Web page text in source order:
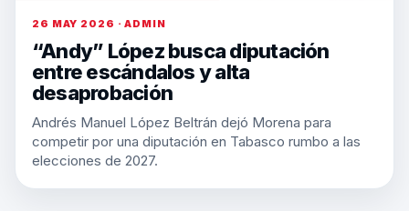
26 MAY 2026 · ADMIN
“Andy” López busca diputación
entre escándalos y alta
desaprobación
Andrés Manuel López Beltrán dejó Morena para
competir por una diputación en Tabasco rumbo a las
elecciones de 2027.